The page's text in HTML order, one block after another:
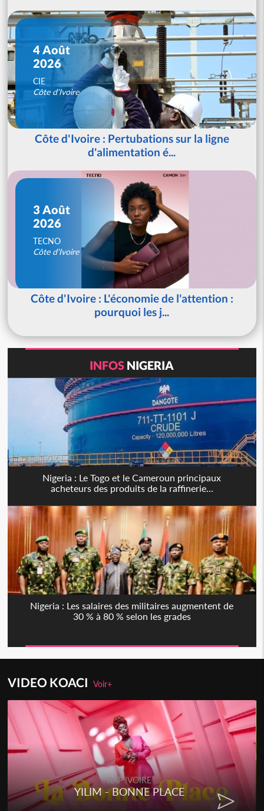
4 Août
2026
CIE
Côte d'Ivoire
Côte d'Ivoire : Pertubations sur la ligne
d'alimentation é...
3 Août
2026
TECNO
Côte d'Ivoire
Côte d'Ivoire : L'économie de l'attention :
pourquoi les j...
INFOS NIGERIA
Nigeria : Le Togo et le Cameroun principaux
acheteurs des produits de la raffinerie...
Nigeria : Les salaires des militaires augmentent de
30 % à 80 % selon les grades
VIDEO KOACIVoir+
RAP IVOIRE
RENARD BARAKISSA - DOS DE
CHAT